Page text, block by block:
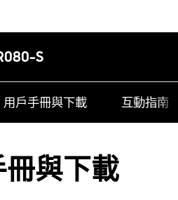
S
用戶手冊與下載 互動指南
與下載